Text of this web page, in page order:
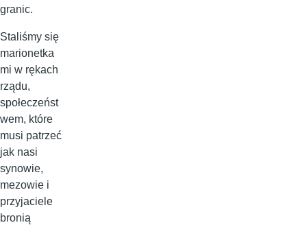
granic.
Staliśmy się
marionetka
mi w rękach
rządu,
społeczeńst
wem, które
musi patrzeć
jak nasi
synowie,
mezowie i
przyjaciele
bronią